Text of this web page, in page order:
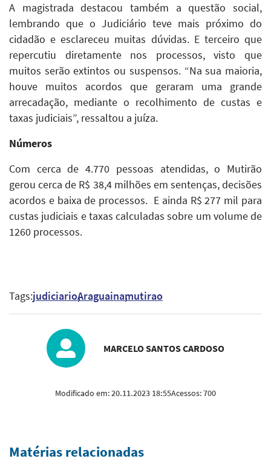
A magistrada destacou também a questão social,
lembrando que o Judiciário teve mais próximo do
cidadão e esclareceu muitas dúvidas. E terceiro que
repercutiu diretamente nos processos, visto que
muitos serão extintos ou suspensos. “Na sua maioria,
houve muitos acordos que geraram uma grande
arrecadação, mediante o recolhimento de custas e
taxas judiciais”, ressaltou a juíza.
Números
Com cerca de 4.770 pessoas atendidas, o Mutirão
gerou cerca de R$ 38,4 milhões em sentenças, decisões
acordos e baixa de processos. E ainda R$ 277 mil para
custas judiciais e taxas calculadas sobre um volume de
1260 processos.
Tags:judiciarioAraguainamutirao
MARCELO SANTOS CARDOSO
Modificado em:20.11.2023 18:55Acessos:700
Matérias relacionadas